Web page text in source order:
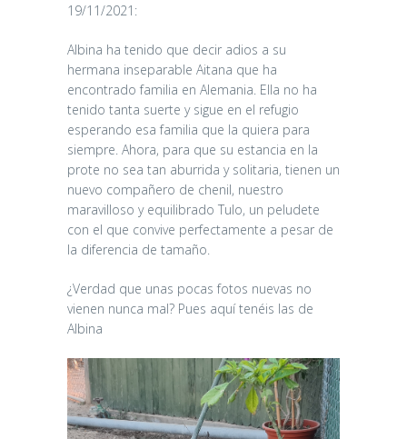
19/11/2021:
Albina ha tenido que decir adios a su
hermana inseparable Aitana que ha
encontrado familia en Alemania. Ella no ha
tenido tanta suerte y sigue en el refugio
esperando esa familia que la quiera para
siempre. Ahora, para que su estancia en la
prote no sea tan aburrida y solitaria, tienen un
nuevo compañero de chenil, nuestro
maravilloso y equilibrado Tulo, un peludete
con el que convive perfectamente a pesar de
la diferencia de tamaño.
¿Verdad que unas pocas fotos nuevas no
vienen nunca mal? Pues aquí tenéis las de
Albina